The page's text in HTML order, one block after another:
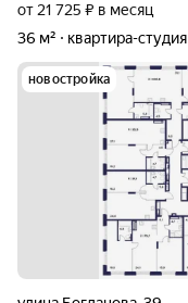
от 21 725 ₽ в месяц
36 м²
квартира-студия
новостройка